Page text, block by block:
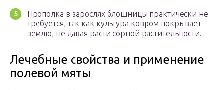
Прополка в зарослях блошницы практически не
требуется, так как культура ковром покрывает
землю, не давая расти сорной растительности.
Лечебные свойства и применение
полевой мяты